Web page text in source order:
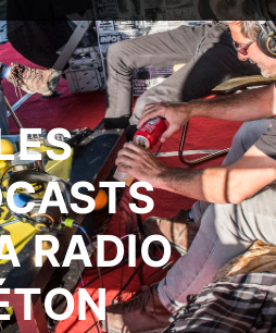
RADIO